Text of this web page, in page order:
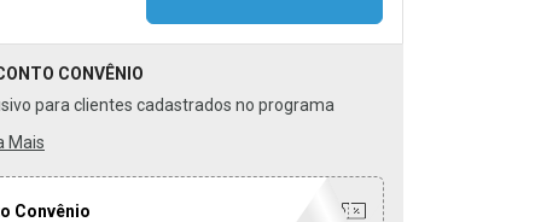
CONVÊNIO
para clientes cadastrados no programa
Mais
Convênio